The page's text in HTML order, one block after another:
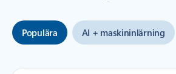
Populära AI + maskininlärning